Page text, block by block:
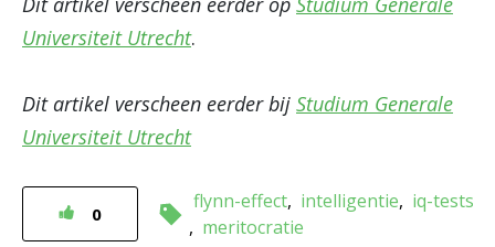
Universiteit Utrecht.
Dit artikel verscheen eerder bij Studium Generale
Universiteit Utrecht
0
flynn-effect intelligentie
iq-tests
meritocratie